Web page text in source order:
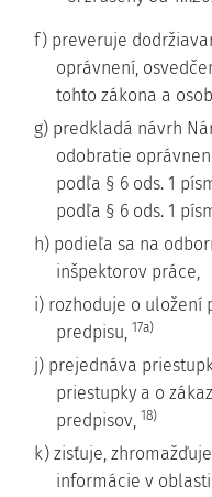
f) preveruje
oprávnení,
tohto zákona a
g) predkladá návrh
odobratie
podľa § 6 ods. 1
podľa § 6 ods. 1
h) podieľa sa na
inšpektorov práce,
i) rozhoduje o uložení
predpisu, 17a)
j) prejednáva
priestupky a o
predpisov, 18)
k) zisťuje,
informácie v